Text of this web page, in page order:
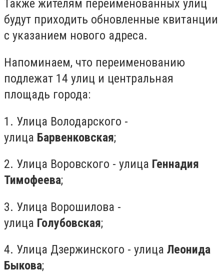
Также жителям переименованных улиц
будут приходить обновленные квитанции
с указанием нового адреса.
Напоминаем, что переименованию
подлежат 14 улиц и центральная
площадь города:
1. Улица Володарского -
улица Барвенковская;
2. Улица Воровского - улица Геннадия
Тимофеева;
3. Улица Ворошилова -
улица Голубовская;
4. Улица Дзержинского - улица Леонида
Быкова;